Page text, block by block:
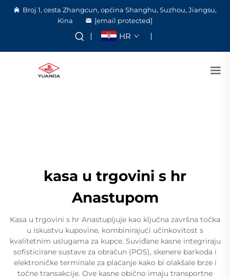
Broj 1, cesta Zhangcun, općina Shanghu, Suzhou, Jiangsu,
Kina
[email protected]
HR
kasa u trgovini s hr
Anastupom
Kasa u trgovini s hr Anastupljuje kao ključna završna točka
u iskustvu kupovine, kombinirajući učinkovitost s
kvalitetnim uslugama za kupce. Suviđane kasne integriraju
sofisticirane sustave za obračun (POS), skenere barkoda i
elektroničke terminale za plaćanje kako bi olakšale brze i
točne transakcije. Ove kasne obično imaju transportne